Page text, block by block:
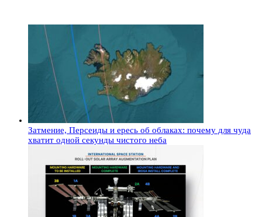
Затмение, Персеиды и ересь об облаках: почему для чуда
хватит одной секунды чистого неба